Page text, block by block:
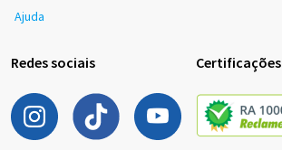
Ajuda
Redes sociais Certificações